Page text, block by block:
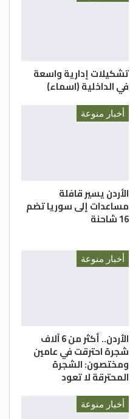
تشكيلات إدارية واسعة
في الداخلية (اسماء)
أخبار منوعة
الأردن يسير قافلة
مساعدات إلى سوريا تضم
16 شاحنة
أخبار منوعة
الأردن.. أكثر من 6 آلاف
شجرة احترقت في عامين
ومختصون: الشجرة
المحترقة لا تعود
أخبار منوعة